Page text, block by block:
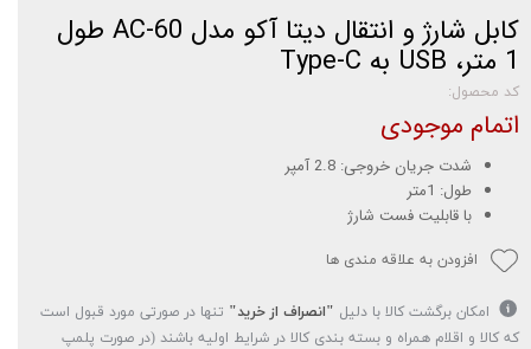
کابل شارژ و انتقال دیتا آکو مدل AC-60 طول
1 متر، USB به Type-C
کد محصول:
اتمام موجودی
شدت جریان خروجی: 2.8 آمپر
طول: 1متر
با قابلیت فست شارژ
افزودن به علاقه مندی ها
امکان برگشت کالا با دلیل "انصراف از خرید" تنها در صورتی مورد قبول است
که کالا و اقلام همراه و بسته بندی کالا در شرایط اولیه باشند (در صورت پلمپ